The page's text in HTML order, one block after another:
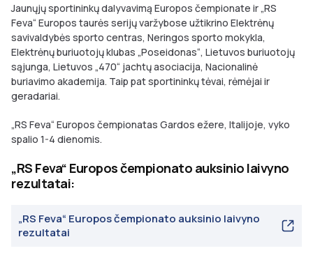
Jaunųjų sportininkų dalyvavimą Europos čempionate ir „RS
Feva“ Europos taurės serijų varžybose užtikrino Elektrėnų
savivaldybės sporto centras, Neringos sporto mokykla,
Elektrėnų buriuotojų klubas „Poseidonas“, Lietuvos buriuotojų
sąjunga, Lietuvos „470“ jachtų asociacija, Nacionalinė
buriavimo akademija. Taip pat sportininkų tėvai, rėmėjai ir
geradariai.
„RS Feva“ Europos čempionatas Gardos ežere, Italijoje, vyko
spalio 1-4 dienomis.
„RS Feva“ Europos čempionato auksinio laivyno
rezultatai:
„RS Feva“ Europos čempionato auksinio laivyno
rezultatai